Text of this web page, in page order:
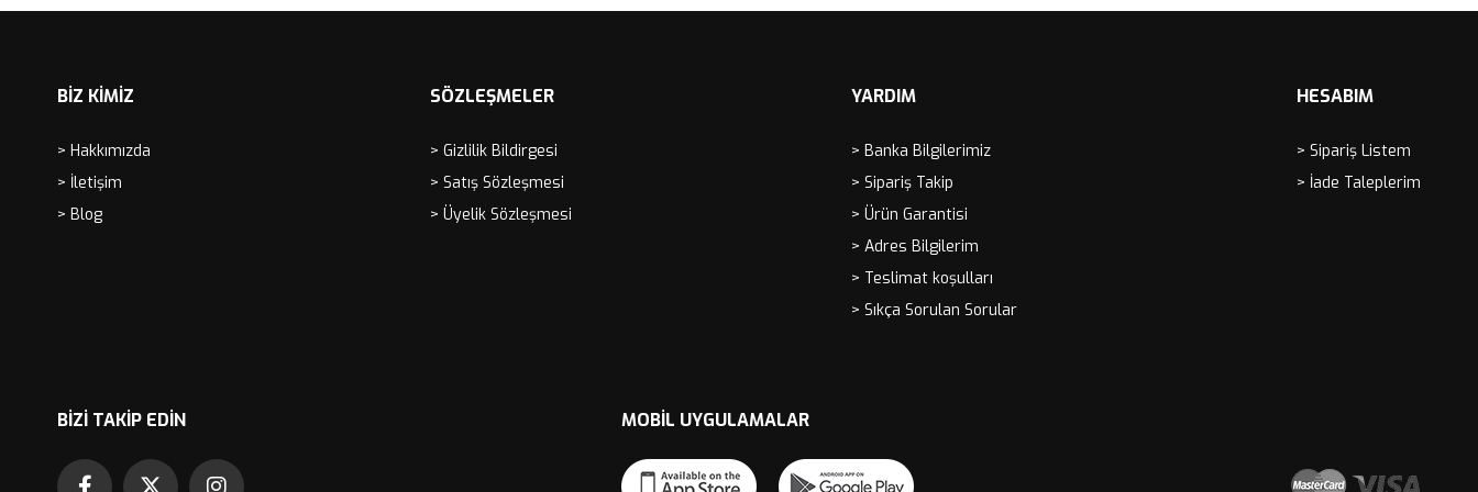
BİZ KİMİZ
> Hakkımızda
> İletişim
> Blog
SÖZLEŞMELER
> Gizlilik Bildirgesi
> Satış Sözleşmesi
> Üyelik Sözleşmesi
YARDIM
> Banka Bilgilerimiz
> Sipariş Takip
> Ürün Garantisi
> Adres Bilgilerim
> Teslimat koşulları
> Sıkça Sorulan Sorular
HESABIM
> Sipariş Listem
> İade Taleplerim
BIZI TAKIP EDIN MOBIL UYGULAMALAR